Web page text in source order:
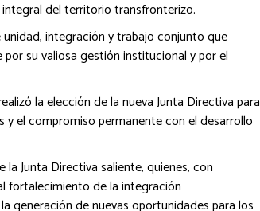
del territorio transfronterizo.
integración y trabajo conjunto que
su valiosa gestión institucional y por el
la elección de la nueva Junta Directiva para
el compromiso permanente con el desarrollo
Junta Directiva saliente, quienes, con
fortalecimiento de la integración
generación de nuevas oportunidades para los